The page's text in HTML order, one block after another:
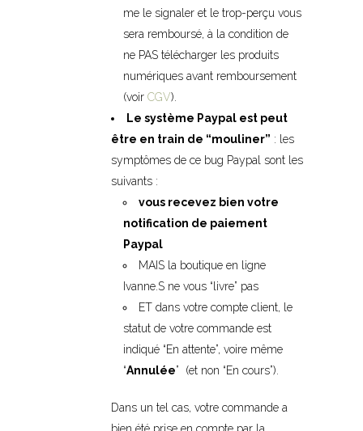
me le signaler et le trop-perçu vous
sera remboursé, à la condition de
ne PAS télécharger les produits
numériques avant remboursement
(voir CGV).
Le système Paypal est peut
être en train de “mouliner” : les
symptômes de ce bug Paypal sont les
suivants :
vous recevez bien votre
notification de paiement
Paypal
MAIS la boutique en ligne
Ivanne.S ne vous “livre” pas
ET dans votre compte client, le
statut de votre commande est
indiqué “En attente”, voire même
“Annulée” (et non “En cours”).
Dans un tel cas, votre commande a